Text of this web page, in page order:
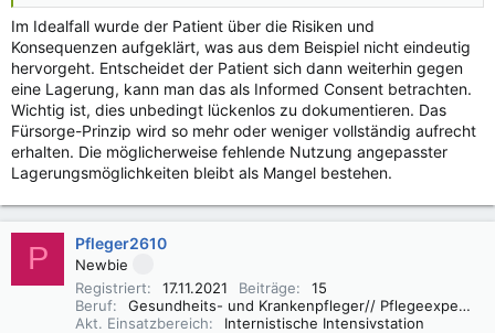
Im Idealfall wurde der Patient über die Risiken und
Konsequenzen aufgeklärt, was aus dem Beispiel nicht eindeutig
hervorgeht. Entscheidet der Patient sich dann weiterhin gegen
eine Lagerung, kann man das als Informed Consent betrachten.
Wichtig ist, dies unbedingt lückenlos zu dokumentieren. Das
Fürsorge-Prinzip wird so mehr oder weniger vollständig aufrecht
erhalten. Die möglicherweise fehlende Nutzung angepasster
Lagerungsmöglichkeiten bleibt als Mangel bestehen.
P Pfleger2610
Newbie
Registriert
17.11.2021 Beiträge
15
Beruf
Gesundheits- und Krankenpfleger// Pflegeexperte IMC
Akt. Einsatzbereich
Internistische Intensivstation